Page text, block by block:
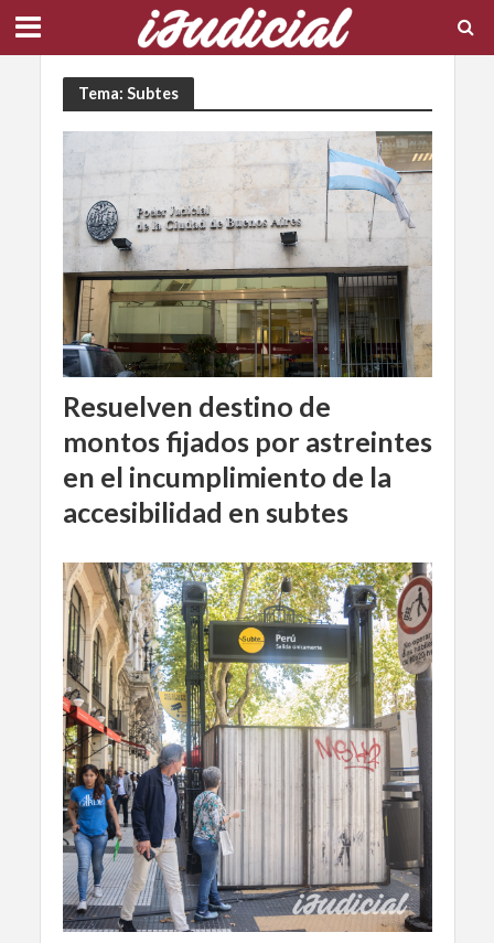
Tema: Subtes
Resuelven destino de
montos fijados por astreintes
en el incumplimiento de la
accesibilidad en subtes